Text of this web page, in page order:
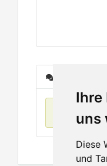
Ihre
uns
Diese
und
Keine